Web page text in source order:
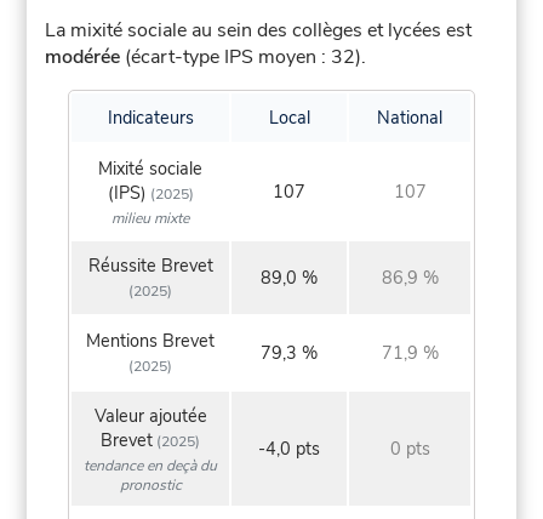
La mixité sociale au sein des collèges et lycées est
modérée (écart-type IPS moyen : 32).
Indicateurs Local National
Mixité sociale
(IPS) (2025)
milieu mixte
107 107
Réussite Brevet
(2025)
89,0 % 86,9 %
Mentions Brevet
(2025)
79,3 % 71,9 %
Valeur ajoutée
Brevet (2025)
tendance en deçà du
pronostic
-4,0 pts 0 pts